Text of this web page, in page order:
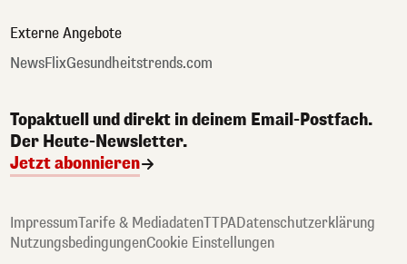
Externe Angebote
NewsFlixGesundheitstrends.com
Topaktuell und direkt in deinem Email-Postfach.
Der Heute-Newsletter.
Jetzt abonnieren
ImpressumTarife & MediadatenTTPADatenschutzerklärung
NutzungsbedingungenCookie Einstellungen